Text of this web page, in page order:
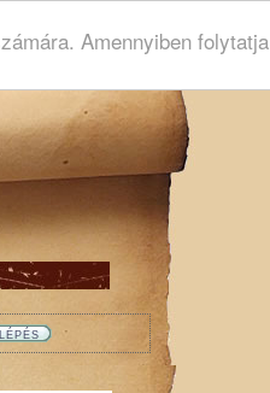
Amennyiben folytatja